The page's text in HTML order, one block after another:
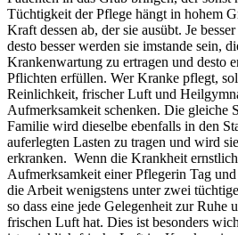
Tüchtigkeit der Pflege hängt in hohem
Kraft dessen ab, der sie ausübt. Je
desto besser werden sie imstande sein,
Krankenwartung zu ertragen und desto
Pflichten erfüllen. Wer Kranke pflegt,
Reinlichkeit, frischer Luft und
Aufmerksamkeit schenken. Die gleiche
Familie wird dieselbe ebenfalls in den
auferlegten Lasten zu tragen und wird
erkranken. Wenn die Krankheit
Aufmerksamkeit einer Pflegerin Tag
die Arbeit wenigstens unter zwei
so dass eine jede Gelegenheit zur Ruhe
frischen Luft hat. Dies ist besonders